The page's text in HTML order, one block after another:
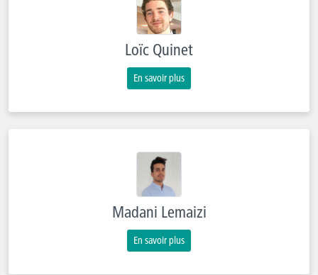
Loïc Quinet
En savoir plus
Madani Lemaizi
En savoir plus